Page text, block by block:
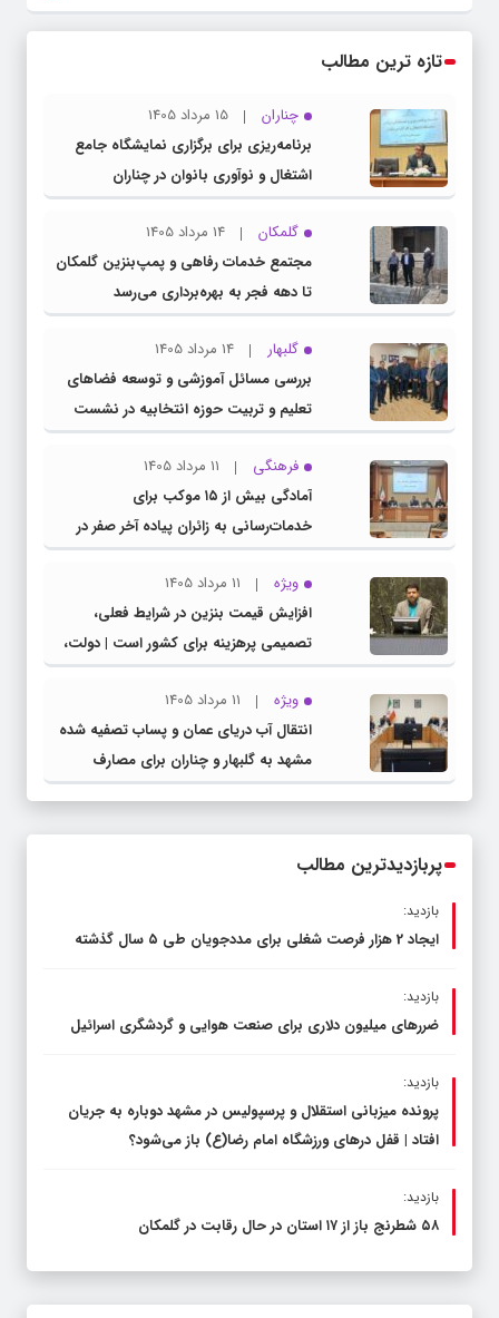
تازه ترین مطالب
چناران
15 مرداد 1405
برنامه‌ریزی برای برگزاری نمایشگاه جامع
اشتغال و نوآوری بانوان در چناران
گلمکان
14 مرداد 1405
مجتمع خدمات رفاهی و پمپ‌بنزین گلمکان
تا دهه فجر به بهره‌برداری می‌رسد
گلبهار
14 مرداد 1405
بررسی مسائل آموزشی و توسعه فضاهای
تعلیم و تربیت حوزه انتخابیه در نشست
مشترک عضو کمیسیون آموزش مجلس با
مدیرکل آموزش و پرورش خراسان رضوی
فرهنگی
11 مرداد 1405
آمادگی بیش از ۱۵ موکب برای
خدمات‌رسانی به زائران پیاده آخر صفر در
شهرستان چناران
ویژه
11 مرداد 1405
افزایش قیمت بنزین در شرایط فعلی،
تصمیمی پرهزینه برای کشور است | دولت،
قاچاق سوخت و عوامل اصلی ناترازی را
محدود کند، نه سفره مردم
ویژه
11 مرداد 1405
انتقال آب دریای عمان و پساب تصفیه شده
مشهد به گلبهار و چناران برای مصارف
صنعتی و کشاورزی | لزوم تسریع در اجرای
پربازدیدترین مطالب
بازدید:
ایجاد 2 هزار فرصت شغلی برای مددجویان طی ۵ سال گذشته
بازدید:
ضررهای میلیون دلاری برای صنعت هوایی و گردشگری اسرائیل
بازدید:
پرونده میزبانی استقلال و پرسپولیس در مشهد دوباره به جریان
افتاد | قفل در‌های ورزشگاه امام رضا(ع) باز می‌شود؟
بازدید:
۵۸ شطرنج‌ باز از ۱۷ استان در حال رقابت در گلمکان